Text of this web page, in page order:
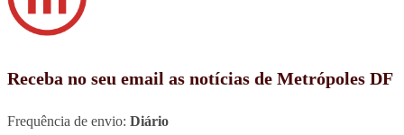
Receba no seu email as notícias de Metrópoles DF
Frequência de envio: Diário